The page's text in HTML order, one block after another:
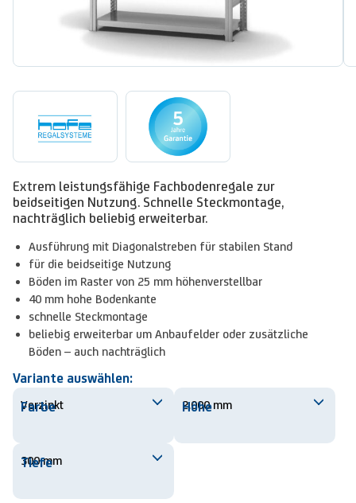
Extrem leistungsfähige Fachbodenregale zur
beidseitigen Nutzung. Schnelle Steckmontage,
nachträglich beliebig erweiterbar.
Ausführung mit Diagonalstreben für stabilen Stand
für die beidseitige Nutzung
Böden im Raster von 25 mm höhenverstellbar
40 mm hohe Bodenkante
schnelle Steckmontage
beliebig erweiterbar um Anbaufelder oder zusätzliche
Böden – auch nachträglich
Variante auswählen:
Farbe
Höhe
Tiefe